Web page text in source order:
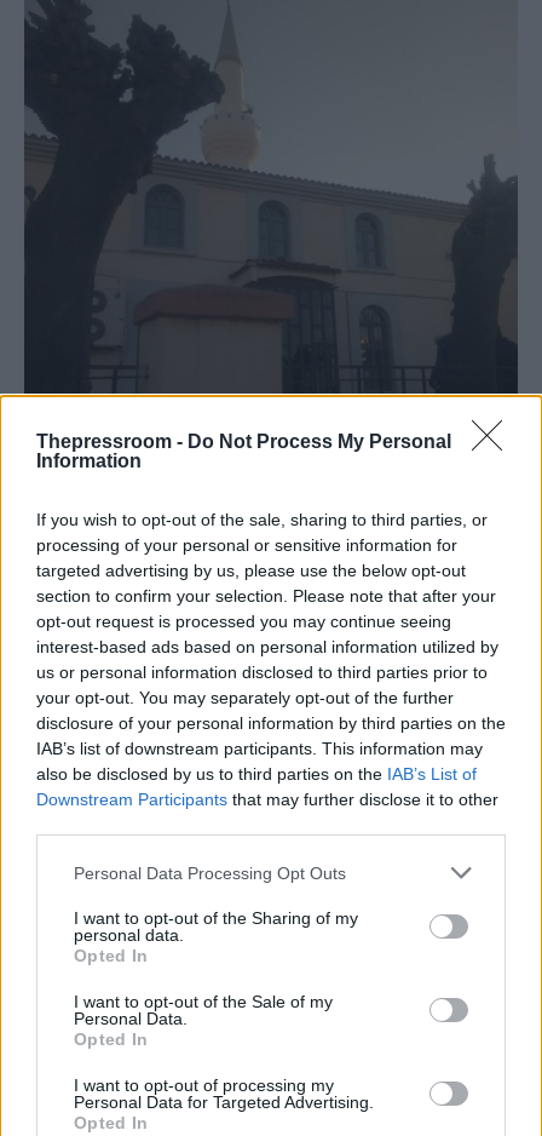
Thepressroom - Do Not Process My Personal
Information
If you wish to opt-out of the sale, sharing to third parties, or
processing of your personal or sensitive information for
targeted advertising by us, please use the below opt-out
section to confirm your selection. Please note that after your
opt-out request is processed you may continue seeing
interest-based ads based on personal information utilized by
us or personal information disclosed to third parties prior to
your opt-out. You may separately opt-out of the further
disclosure of your personal information by third parties on the
IAB’s list of downstream participants. This information may
also be disclosed by us to third parties on the IAB’s List of
Downstream Participants that may further disclose it to other
Please note that this website/app uses one or more Google
not limited to your visit or usage behaviour. You may click to
grant or deny consent to Google and its third-party tags to
use your data for below specified purposes in below Google
consent section.
Personal Data Processing Opt Outs
I want to opt-out of the Sharing of my
personal data.
Opted In
I want to opt-out of the Sale of my
Personal Data.
Opted In
I want to opt-out of processing my
Personal Data for Targeted Advertising.
Opted In
Προκλήσεις με φέιγ βολάν και
«μαρκαρίσματα» σπιτιών
Την ίδια στιγμή το περιστατικό με το
μαρκάρισμα» -από αγνώστους-σπιτιών
τοίχους των οποίων σχημάτισαν με σπρέι
σταυρούς, ερευνά η αστυνομική διεύθυνση
Ροδόπης.